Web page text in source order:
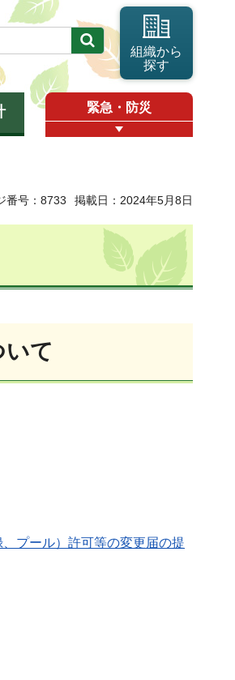
組織から
探す
緊急・防災
番号：8733 掲載日：2024年5月8日
て
プール）許可等の変更届の提